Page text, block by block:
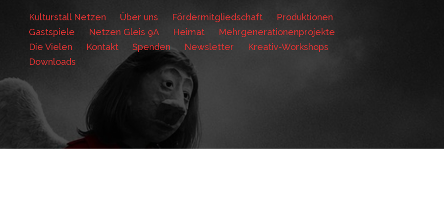
Kulturstall Netzen Über uns Fördermitgliedschaft
Produktionen
Gastspiele
Netzen Gleis 9A Heimat
Mehrgenerationenprojekte
Die Vielen
Kontakt Spenden Newsletter
Kreativ-Workshops
Downloads